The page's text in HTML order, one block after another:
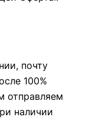
почту
100%
отправляем
наличии